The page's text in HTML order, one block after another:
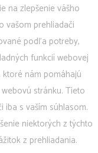
na zlepšenie vášho
vašom prehliadači
podľa potreby,
funkcií webovej
nám pomáhajú
stránku. Tieto
s vaším súhlasom.
niektorých z týchto
z prehliadania.